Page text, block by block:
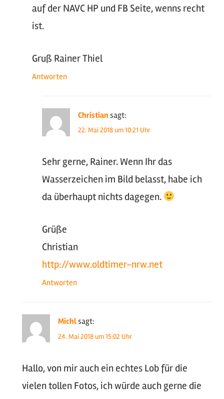
auf der NAVC HP und FB Seite, wenns recht
ist.
Gruß Rainer Thiel
Antworten
Christian sagt:
22. Mai 2018 um 10:21 Uhr
Sehr gerne, Rainer. Wenn Ihr das
Wasserzeichen im Bild belasst, habe ich
da überhaupt nichts dagegen.
Grüße
Christian
http://www.oldtimer-nrw.net
Antworten
Michlsagt:
24. Mai 2018 um 15:02 Uhr
Hallo, von mir auch ein echtes Lob für die
vielen tollen Fotos, ich würde auch gerne die